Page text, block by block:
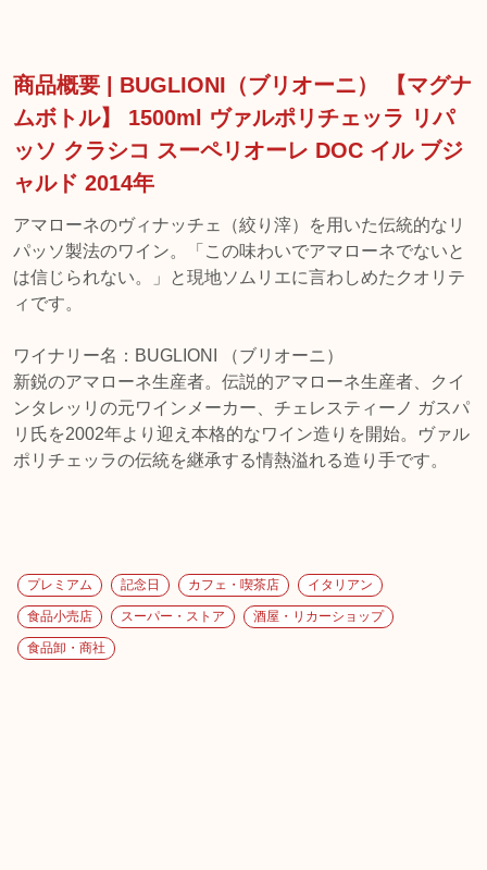
商品概要 | BUGLIONI（ブリオーニ） 【マグナ
ムボトル】 1500ml ヴァルポリチェッラ リパ
ッソ クラシコ スーペリオーレ DOC イル ブジ
ャルド 2014年
アマローネのヴィナッチェ（絞り滓）を用いた伝統的なリ
パッソ製法のワイン。「この味わいでアマローネでないと
は信じられない。」と現地ソムリエに言わしめたクオリテ
ィです。
ワイナリー名：BUGLIONI （ブリオーニ）
新鋭のアマローネ生産者。伝説的アマローネ生産者、クイ
ンタレッリの元ワインメーカー、チェレスティーノ ガスパ
リ氏を2002年より迎え本格的なワイン造りを開始。ヴァル
ポリチェッラの伝統を継承する情熱溢れる造り手です。
プレミアム 記念日 カフェ・喫茶店 イタリアン
食品小売店 スーパー・ストア 酒屋・リカーショップ
食品卸・商社